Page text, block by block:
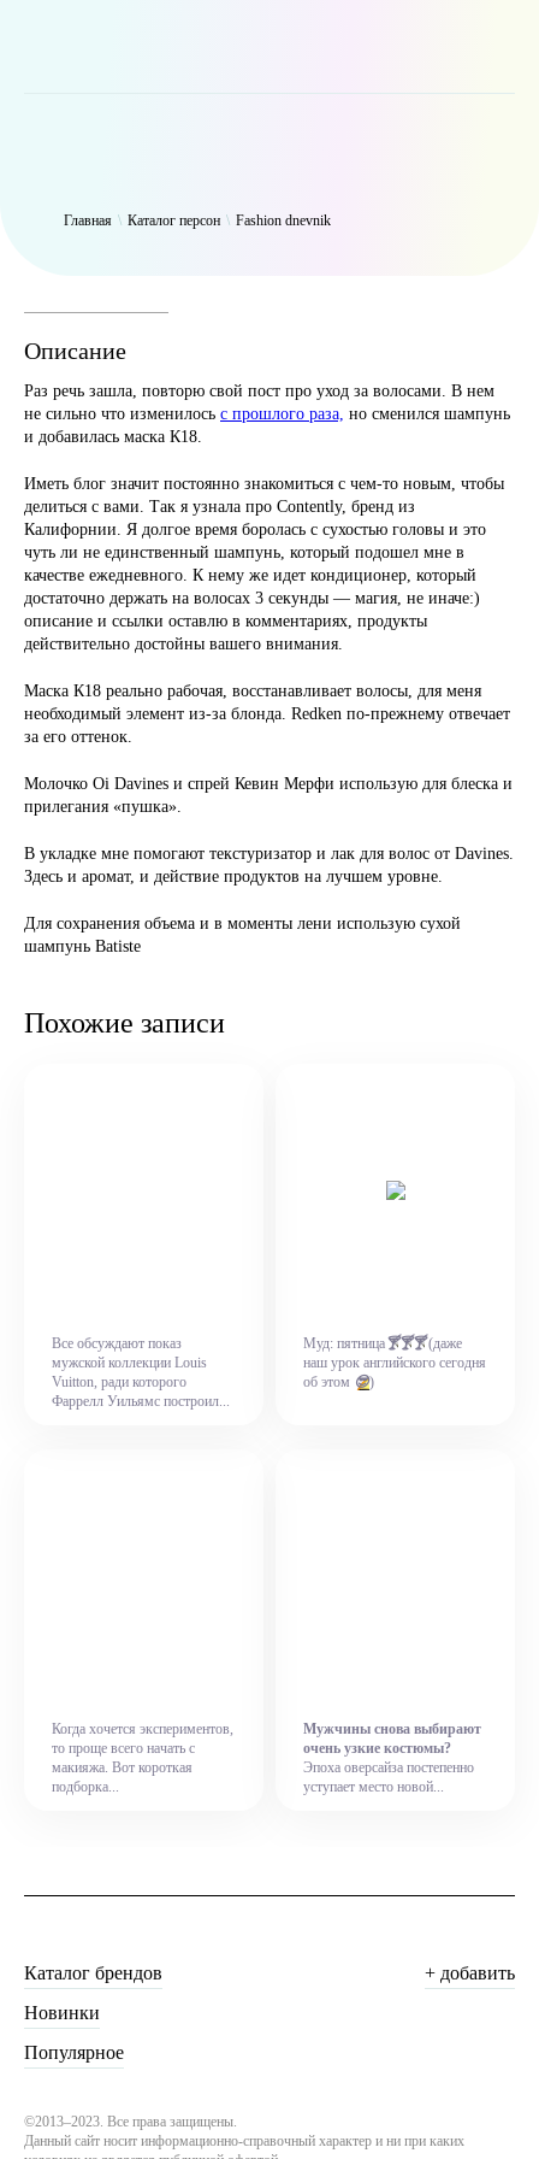
Главная \ Каталог персон \ Fashion dnevnik
Описание
Раз речь зашла, повторю свой пост про уход за волосами. В нем
не сильно что изменилось с прошлого раза, но сменился шампунь
и добавилась маска К18.
Иметь блог значит постоянно знакомиться с чем-то новым, чтобы
делиться с вами. Так я узнала про Contently, бренд из
Калифорнии. Я долгое время боролась с сухостью головы и это
чуть ли не единственный шампунь, который подошел мне в
качестве ежедневного. К нему же идет кондиционер, который
достаточно держать на волосах 3 секунды — магия, не иначе:)
описание и ссылки оставлю в комментариях, продукты
действительно достойны вашего внимания.
Маска К18 реально рабочая, восстанавливает волосы, для меня
необходимый элемент из-за блонда. Redken по-прежнему отвечает
за его оттенок.
Молочко Oi Davines и спрей Кевин Мерфи использую для блеска и
прилегания «пушка».
В укладке мне помогают текстуризатор и лак для волос от Davines.
Здесь и аромат, и действие продуктов на лучшем уровне.
Для сохранения объема и в моменты лени использую сухой
шампунь Batiste
Похожие записи
Все обсуждают показ
мужской коллекции Louis
Vuitton, ради которого
Фаррелл Уильямс построил...
Муд: пятница🍸🍸🍸(даже
наш урок английского сегодня
об этом 😎)
Когда хочется экспериментов,
то проще всего начать с
макияжа. Вот короткая
подборка...
Мужчины снова выбирают
очень узкие костюмы?
Эпоха оверсайза постепенно
уступает место новой...
Каталог брендов
Новинки
Популярное
+ добавить
©2013–2023. Все права защищены.
Данный сайт носит информационно-справочный характер и ни при каких